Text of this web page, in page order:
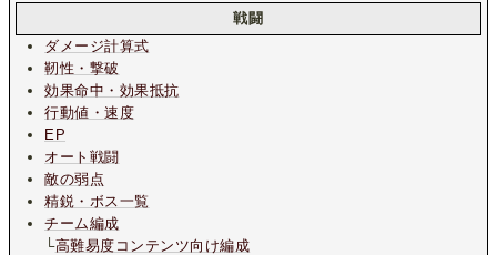
戦闘
ダメージ計算式
靭性・撃破
効果命中・効果抵抗
行動値・速度
EP
オート戦闘
敵の弱点
精鋭・ボス一覧
チーム編成
└高難易度コンテンツ向け編成